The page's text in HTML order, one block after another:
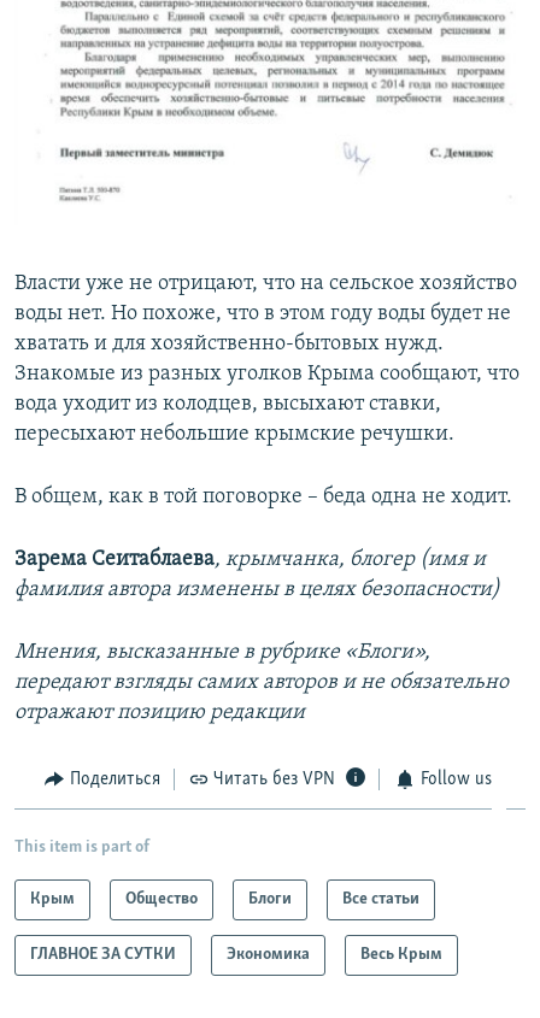
Власти уже не отрицают, что на сельское хозяйство
воды нет. Но похоже, что в этом году воды будет не
хватать и для хозяйственно-бытовых нужд.
Знакомые из разных уголков Крыма сообщают, что
вода уходит из колодцев, высыхают ставки,
пересыхают небольшие крымские речушки.
В общем, как в той поговорке – беда одна не ходит.
Зарема Сеитаблаева, крымчанка, блогер (имя и
фамилия автора изменены в целях безопасности)
Мнения, высказанные в рубрике «Блоги»,
передают взгляды самих авторов и не обязательно
отражают позицию редакции
Поделиться Читать без VPN Follow us
This item is part of
Крым Общество Блоги Все статьи
ГЛАВНОЕ ЗА СУТКИ Экономика Весь Крым